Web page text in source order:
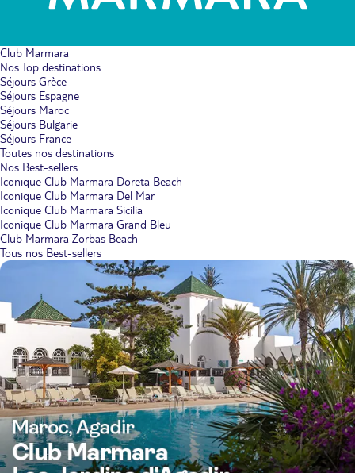
Club Marmara
Nos Top destinations
Séjours Grèce
Séjours Espagne
Séjours Maroc
Séjours Bulgarie
Séjours France
Toutes nos destinations
Nos Best-sellers
Iconique Club Marmara Doreta Beach
Iconique Club Marmara Del Mar
Iconique Club Marmara Sicilia
Iconique Club Marmara Grand Bleu
Club Marmara Zorbas Beach
Tous nos Best-sellers